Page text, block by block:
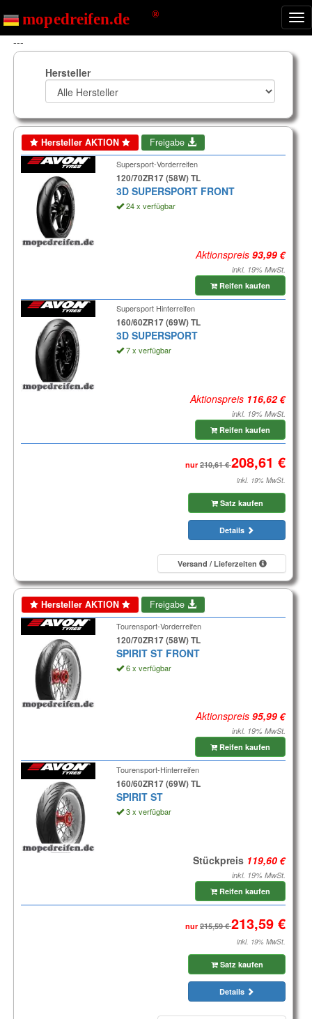
---
Hersteller
Hersteller AKTION Freigabe
Supersport-Vorderreifen
120/70ZR17 (58W) TL
3D SUPERSPORT FRONT
24 x verfügbar
Aktionspreis
inkl. 19% MwSt.
Reifen kaufen
Supersport Hinterreifen
160/60ZR17 (69W) TL
3D SUPERSPORT
7 x verfügbar
Aktionspreis
inkl. 19% MwSt.
Reifen kaufen
nur
inkl. 19% MwSt.
Satz kaufen
Details
Versand / Lieferzeiten
Hersteller AKTION Freigabe
Tourensport-Vorderreifen
120/70ZR17 (58W) TL
SPIRIT ST FRONT
6 x verfügbar
Aktionspreis
inkl. 19% MwSt.
Reifen kaufen
Tourensport-Hinterreifen
160/60ZR17 (69W) TL
SPIRIT ST
3 x verfügbar
Stückpreis
inkl. 19% MwSt.
Reifen kaufen
nur
inkl. 19% MwSt.
Satz kaufen
Details